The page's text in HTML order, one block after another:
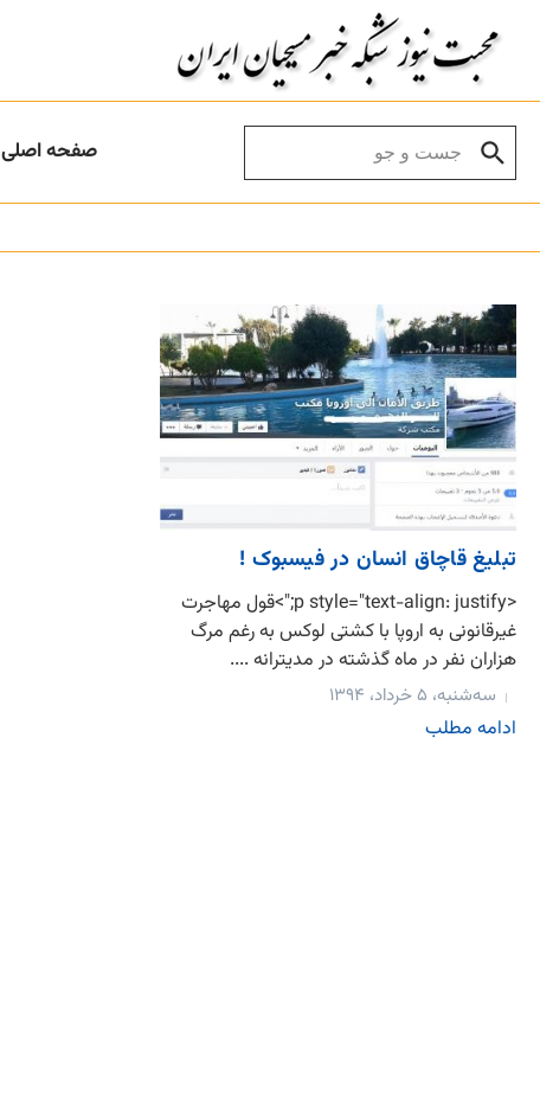
صفحه اصلی
تبلیغ قاچاق انسان در فیسبوک !
<p style="text-align: justify;">قول مهاجرت
غیرقانونی به اروپا با کشتی لوکس به رغم مرگ
هزاران نفر در ماه گذشته در مدیترانه ....
سه‌شنبه، ۵ خرداد، ۱۳۹۴
ادامه مطلب